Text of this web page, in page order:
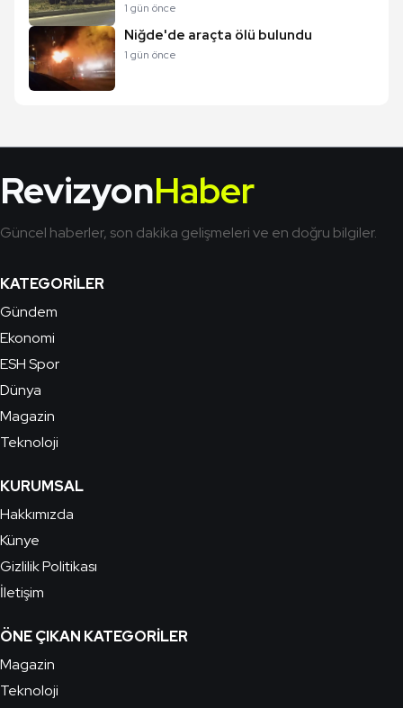
1 gün önce
Niğde'de araçta ölü bulundu
1 gün önce
RevizyonHaber
Güncel haberler, son dakika gelişmeleri ve en doğru bilgiler.
KATEGORILER
Gündem
Ekonomi
ESH Spor
Dünya
Magazin
Teknoloji
KURUMSAL
Hakkımızda
Künye
Gizlilik Politikası
İletişim
ÖNE ÇIKAN KATEGORILER
Magazin
Teknoloji